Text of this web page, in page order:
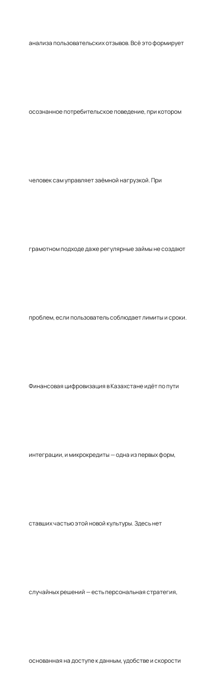
анализа пользовательских отзывов. Всё это формирует
осознанное потребительское поведение, при котором
человек сам управляет заёмной нагрузкой. При
грамотном подходе даже регулярные займы не создают
проблем, если пользователь соблюдает лимиты и сроки.
Финансовая цифровизация в Казахстане идёт по пути
интеграции, и микрокредиты — одна из первых форм,
ставших частью этой новой культуры. Здесь нет
случайных решений — есть персональная стратегия,
основанная на доступе к данным, удобстве и скорости